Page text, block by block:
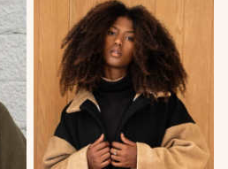
MAS Montréal